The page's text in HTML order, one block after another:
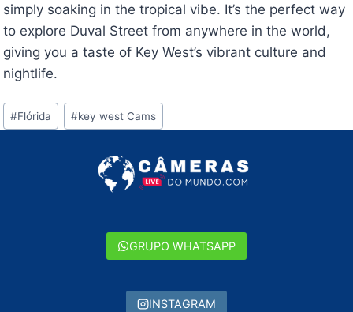
simply soaking in the tropical vibe. It’s the perfect way
to explore Duval Street from anywhere in the world,
giving you a taste of Key West’s vibrant culture and
nightlife.
Tags
do
#Flórida #key west Cams
GRUPO WHATSAPP
INSTAGRAM